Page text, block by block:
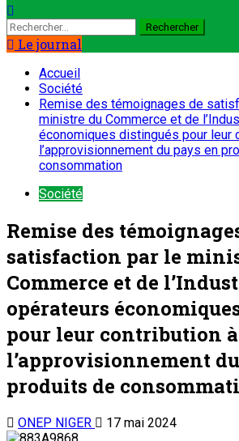
Le journal
Accueil
Société
Remise des témoignages de
ministre du Commerce et de
économiques distingués pour leur
l’approvisionnement du pays en
consommation
Société
Remise des
satisfaction par le
Commerce et de
opérateurs
pour leur contribution à
l’approvisionnement
produits de
ONEP NIGER 17 mai 2024